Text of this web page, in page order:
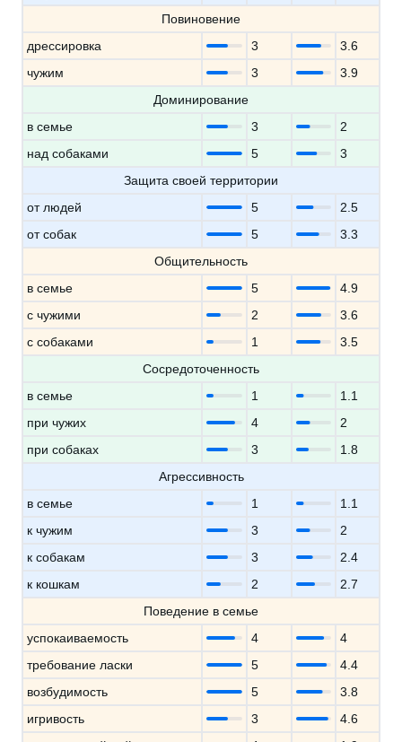
Повиновение
дрессировка
3
3.6
чужим
3
3.9
Доминирование
в семье
3
2
над собаками
5
3
Защита своей территории
от людей
5
2.5
от собак
5
3.3
Общительность
в семье
5
4.9
с чужими
2
3.6
с собаками
1
3.5
Сосредоточенность
в семье
1
1.1
при чужих
4
2
при собаках
3
1.8
Агрессивность
в семье
1
1.1
к чужим
3
2
к собакам
3
2.4
к кошкам
2
2.7
Поведение в семье
успокаиваемость
4
4
требование ласки
5
4.4
возбудимость
5
3.8
игривость
3
4.6